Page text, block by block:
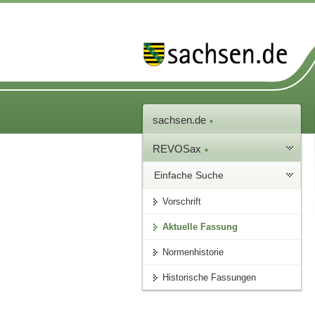
sachsen.de
REVOSax
Einfache Suche
Vorschrift
Aktuelle Fassung
Normenhistorie
Historische Fassungen